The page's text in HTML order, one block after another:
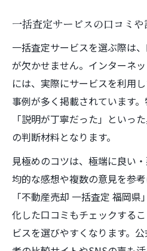
一括査定サービスの口コミ
一括査定サービスを選ぶ際は
が欠かせません。インターネ
には、実際にサービスを利用
事例が多く掲載されています。
「説明が丁寧だった」といっ
の判断材料となります。
見極めのコツは、極端に良い
均的な感想や複数の意見を参考
「不動産売却 一括査定 福岡
化した口コミもチェックする
ビスを選びやすくなります。